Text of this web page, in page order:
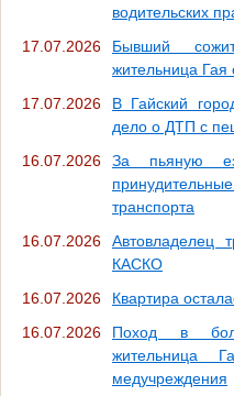
водительских
17.07.2026
Бывший
жительница Гая
17.07.2026
В Гайский
дело о ДТП с
16.07.2026
За пьяную
транспорта
16.07.2026
Автовладелец
КАСКО
16.07.2026
Квартира
16.07.2026
Поход в
жительница
медучреждения